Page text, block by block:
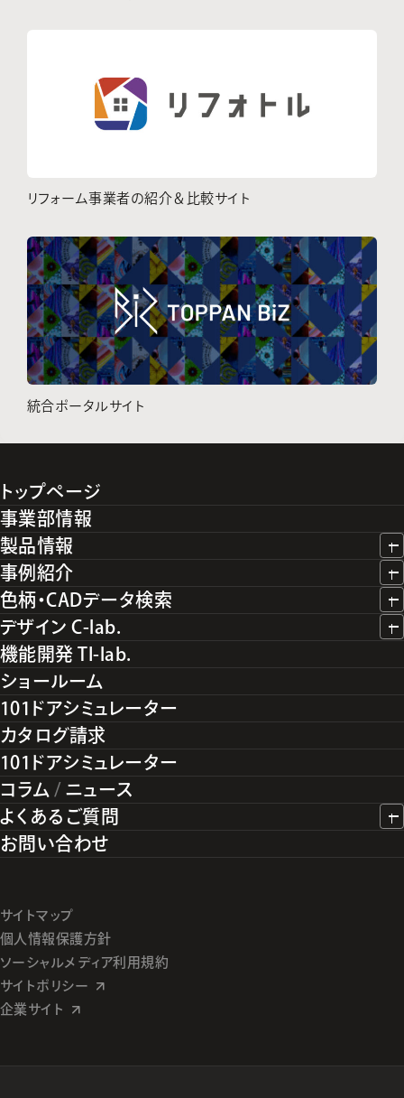
リフォーム事業者の紹介＆比較サイト
統合ポータルサイト
トップページ
事業部情報
製品情報
事例紹介
色柄・CADデータ検索
デザイン C-lab.
機能開発 TI-lab.
ショールーム
101ドアシミュレーター
カタログ請求
101ドアシミュレーター
コラム / ニュース
よくあるご質問
お問い合わせ
サイトマップ
個人情報保護方針
ソーシャルメディア利用規約
サイトポリシー
企業サイト